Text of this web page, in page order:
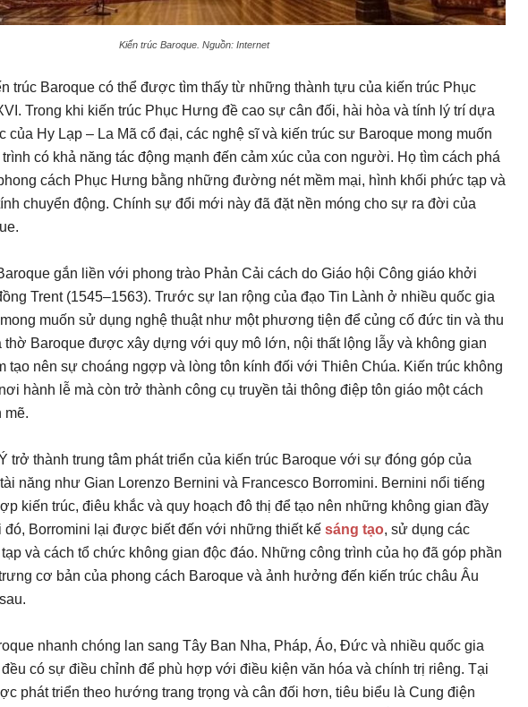
Kiến trúc Baroque. Nguồn: Internet
trúc Baroque có thể được tìm thấy từ những thành tựu của kiến trúc Phục
Trong khi kiến trúc Phục Hưng đề cao sự cân đối, hài hòa và tính lý trí dựa
của Hy Lạp – La Mã cổ đại, các nghệ sĩ và kiến trúc sư Baroque mong muốn
có khả năng tác động mạnh đến cảm xúc của con người. Họ tìm cách phá
cách Phục Hưng bằng những đường nét mềm mại, hình khối phức tạp và
chuyển động. Chính sự đổi mới này đã đặt nền móng cho sự ra đời của
gắn liền với phong trào Phản Cải cách do Giáo hội Công giáo khởi
Trent (1545–1563). Trước sự lan rộng của đạo Tin Lành ở nhiều quốc gia
muốn sử dụng nghệ thuật như một phương tiện để củng cố đức tin và thu
thờ Baroque được xây dựng với quy mô lớn, nội thất lộng lẫy và không gian
tạo nên sự choáng ngợp và lòng tôn kính đối với Thiên Chúa. Kiến trúc không
hành lễ mà còn trở thành công cụ truyền tải thông điệp tôn giáo một cách
mẽ.
trở thành trung tâm phát triển của kiến trúc Baroque với sự đóng góp của
năng như Gian Lorenzo Bernini và Francesco Borromini. Bernini nổi tiếng
kiến trúc, điêu khắc và quy hoạch đô thị để tạo nên những không gian đầy
đó, Borromini lại được biết đến với những thiết kế sáng tạo, sử dụng các
và cách tổ chức không gian độc đáo. Những công trình của họ đã góp phần
cơ bản của phong cách Baroque và ảnh hưởng đến kiến trúc châu Âu
nhanh chóng lan sang Tây Ban Nha, Pháp, Áo, Đức và nhiều quốc gia
có sự điều chỉnh để phù hợp với điều kiện văn hóa và chính trị riêng. Tại
phát triển theo hướng trang trọng và cân đối hơn, tiêu biểu là Cung điện